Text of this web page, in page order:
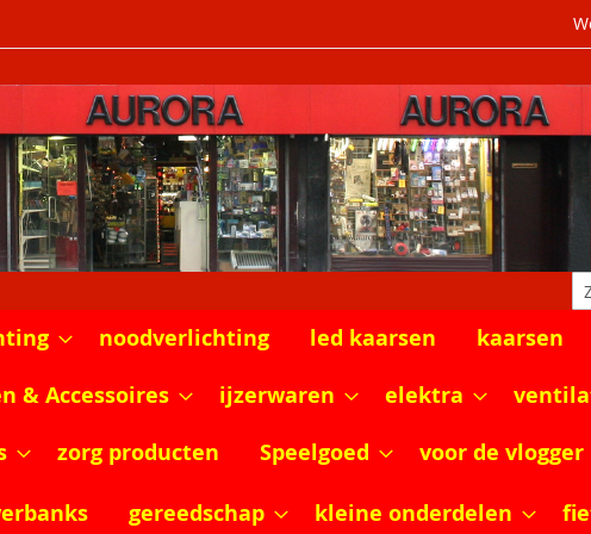
noodverlichting led kaarsen kaarsen
& Accessoires ijzerwaren elektra
zorg producten Speelgoed voor de vlogger
gereedschap kleine onderdelen